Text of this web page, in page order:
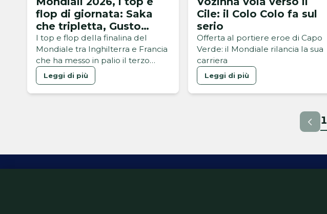
flop di giornata: Saka
che tripletta, Gusto
catastrofico
I top e flop della finalina del
Mondiale tra Inghilterra e Francia
che ha messo in palio il terzo
posto nel torneo
Leggi di più
Cile: il Colo Colo fa sul
serio
Offerta al portiere eroe di Capo
Verde: il Mondiale rilancia la sua
carriera
Leggi di più
1